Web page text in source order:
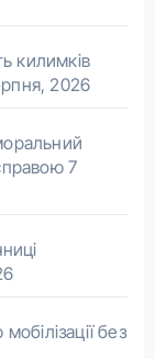
килимків
2026
7
без